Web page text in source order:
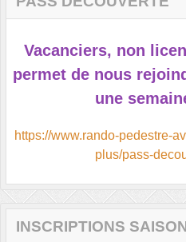
Vacanciers, non
permet de nous re
une
https://www.rando-pedestre-
plus/pass-
INSCRIPTIONS